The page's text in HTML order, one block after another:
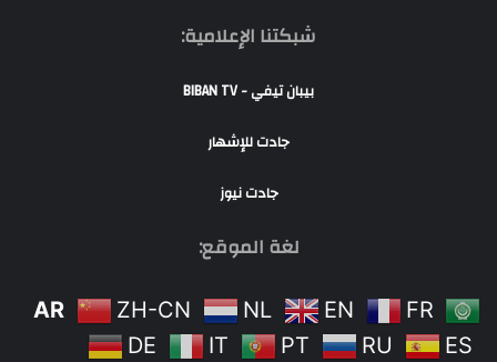
شبكتنا الإعلامية:
بيبان تيفي - BIBAN TV
جادت للإشهار
جادت نيوز
لغة الموقع:
AR ZH-CN NL EN
FR
DE
IT PT RU ES